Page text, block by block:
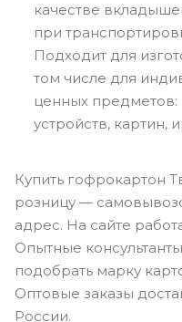
качестве
при
Подходит для
том числе для
ценных
устройств, картин,
Купить гофрокартон
розницу —
адрес. На сайте
Опытные
подобрать марку
Оптовые заказы
России.